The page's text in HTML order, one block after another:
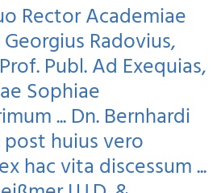
Rector Academiae
Radovius,
Publ. Ad Exequias,
Sophiae
... Dn. Bernhardi
huius vero
hac vita discessum ...